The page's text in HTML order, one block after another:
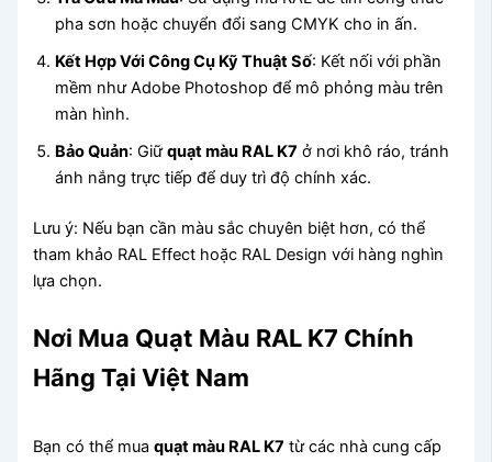
pha sơn hoặc chuyển đổi sang CMYK cho in ấn.
Kết Hợp Với Công Cụ Kỹ Thuật Số: Kết nối với phần
mềm như Adobe Photoshop để mô phỏng màu trên
màn hình.
Bảo Quản: Giữquạt màu RAL K7 ở nơi khô ráo, tránh
ánh nắng trực tiếp để duy trì độ chính xác.
Lưu ý: Nếu bạn cần màu sắc chuyên biệt hơn, có thể
tham khảo RAL Effect hoặc RAL Design với hàng nghìn
lựa chọn.
Nơi Mua Quạt Màu RAL K7 Chính
Hãng Tại Việt Nam
Bạn có thể muaquạt màu RAL K7 từ các nhà cung cấp